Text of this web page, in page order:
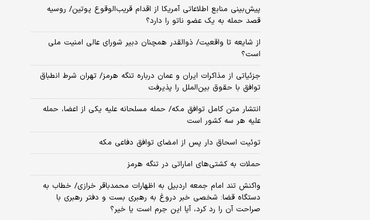
پیش‌بینی منابع اطلاعاتی آمریکا از اقدام قریب‌الوقوع پوتین/ روسیه
قصد حمله به یک عضو ناتو را دارد؟
از شایعه تا واقعیت/ ذوالقدر همچنان دبیر شورای ‌عالی امنیت ملی
است؟
جزئیاتی از مذاکرات ایران و عمان درباره تنگه هرمز/ تهران شرط انطباق
توافق با حقوق بین‌الملل را پذیرفت
انتشار متن کامل توافق مکه/ حمله مسلحانه علیه یکی از اعضا، حمله
علیه هر سه کشور است
توئیت اسحاق دار پس از امضای توافق دفاعی مکه
حملات به کشتی‌های اماراتی در تنگه هرمز
واکنش تند امام جمعه اردبیل به اظهارات محمدباقر خرازی/ خطاب به
دستگاه قضا: شخصی خبر دروغ به رهبری بست و دفتر رهبری با
صراحت آن را رد کرد، آیا این جرم است یا خیر؟